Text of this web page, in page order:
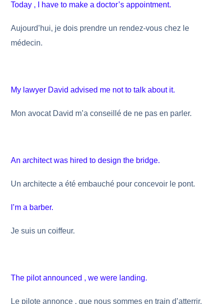
Today , I have to make a doctor’s appointment.
Aujourd’hui, je dois prendre un rendez-vous chez le
médecin.
My lawyer David advised me not to talk about it.
Mon avocat David m’a conseillé de ne pas en parler.
An architect was hired to design the bridge.
Un architecte a été embauché pour concevoir le pont.
I’m a barber.
Je suis un coiffeur.
The pilot announced , we were landing.
Le pilote annonce , que nous sommes en train d’atterrir.